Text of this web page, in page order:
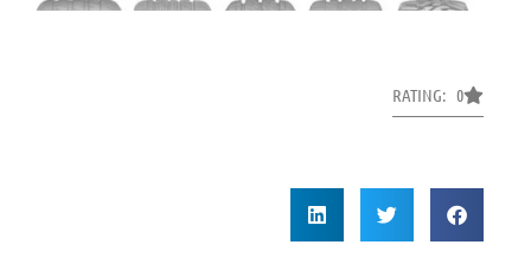
RATING: 0